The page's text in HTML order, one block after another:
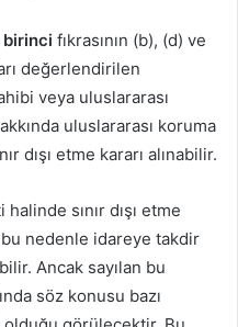
birinci fıkrasının (b), (d) ve
değerlendirilen
veya uluslararası
uluslararası koruma
dışı etme kararı alınabilir.
sınır dışı etme
bu nedenle idareye takdir
Ancak sayılan bu
söz konusu bazı